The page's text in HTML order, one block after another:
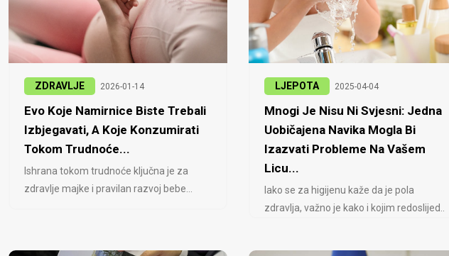
ZDRAVLJE 2026-01-14
Evo Koje Namirnice Biste Trebali
Izbjegavati, A Koje Konzumirati
Tokom Trudnoće...
Ishrana tokom trudnoće ključna je za
zdravlje majke i pravilan razvoj bebe...
LJEPOTA 2025-04-04
Mnogi Je Nisu Ni Svjesni: Jedna
Uobičajena Navika Mogla Bi
Izazvati Probleme Na Vašem
Licu...
Iako se za higijenu kaže da je pola
zdravlja, važno je kako i kojim redoslijed..